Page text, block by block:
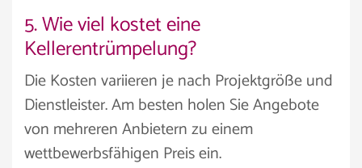
5. Wie viel kostet eine
Kellerentrümpelung?
Die Kosten variieren je nach Projektgröße und
Dienstleister. Am besten holen Sie Angebote
von mehreren Anbietern zu einem
wettbewerbsfähigen Preis ein.